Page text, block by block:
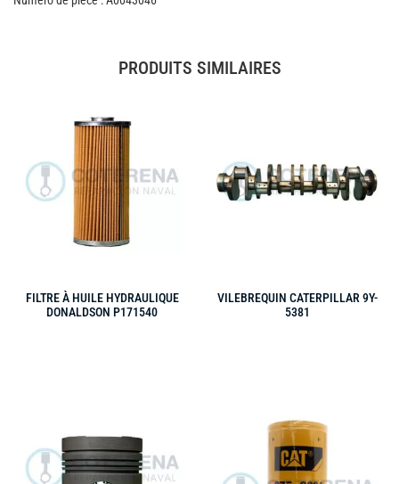
PRODUITS SIMILAIRES
FILTRE À HUILE HYDRAULIQUE
DONALDSON P171540
VILEBREQUIN CATERPILLAR 9Y-
5381